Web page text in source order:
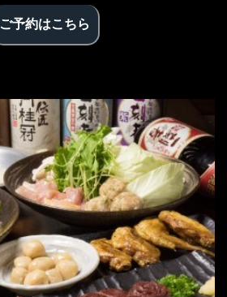
ご予約はこちら